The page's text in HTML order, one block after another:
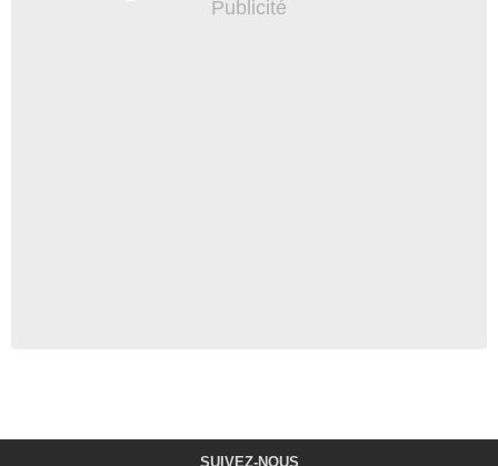
SUIVEZ-NOUS